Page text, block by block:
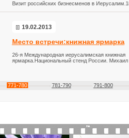
Визит российских бизнесменов в
19.02.2013
Место встречи:книжная ярмарка
26-я Международная иерусалимская книжная
ярмарка.Национальный стенд России.
771-780 781-790 791-800